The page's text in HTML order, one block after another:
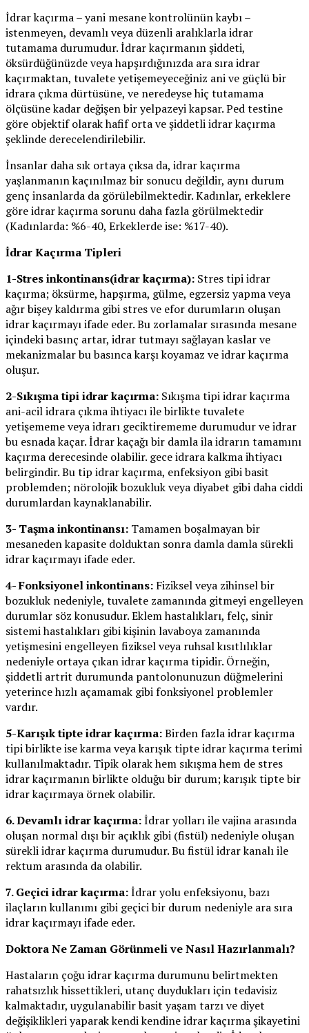
İdrar kaçırma – yani mesane kontrolünün kaybı –
istenmeyen, devamlı veya düzenli aralıklarla idrar
tutamama durumudur. İdrar kaçırmanın şiddeti,
öksürdüğünüzde veya hapşırdığınızda ara sıra idrar
kaçırmaktan, tuvalete yetişemeyeceğiniz ani ve güçlü bir
idrara çıkma dürtüsüne, ve neredeyse hiç tutamama
ölçüsüne kadar değişen bir yelpazeyi kapsar. Ped testine
göre objektif olarak hafif orta ve şiddetli idrar kaçırma
şeklinde derecelendirilebilir.
İnsanlar daha sık ortaya çıksa da, idrar kaçırma
yaşlanmanın kaçınılmaz bir sonucu değildir, aynı durum
genç insanlarda da görülebilmektedir. Kadınlar, erkeklere
göre idrar kaçırma sorunu daha fazla görülmektedir
(Kadınlarda: %6-40, Erkeklerde ise: %17-40).
İdrar Kaçırma Tipleri
1-Stres inkontinans(idrar kaçırma): Stres tipi idrar
kaçırma; öksürme, hapşırma, gülme, egzersiz yapma veya
ağır bişey kaldırma gibi stres ve efor durumların oluşan
idrar kaçırmayı ifade eder. Bu zorlamalar sırasında mesane
içindeki basınç artar, idrar tutmayı sağlayan kaslar ve
mekanizmalar bu basınca karşı koyamaz ve idrar kaçırma
oluşur.
2-Sıkışma tipi idrar kaçırma: Sıkışma tipi idrar kaçırma
ani-acil idrara çıkma ihtiyacı ile birlikte tuvalete
yetişememe veya idrarı geciktirememe durumudur ve idrar
bu esnada kaçar. İdrar kaçağı bir damla ila idrarın tamamını
kaçırma derecesinde olabilir. gece idrara kalkma ihtiyacı
belirgindir. Bu tip idrar kaçırma, enfeksiyon gibi basit
problemden; nörolojik bozukluk veya diyabet gibi daha ciddi
durumlardan kaynaklanabilir.
3- Taşma inkontinansı: Tamamen boşalmayan bir
mesaneden kapasite dolduktan sonra damla damla sürekli
idrar kaçırmayı ifade eder.
4- Fonksiyonel inkontinans: Fiziksel veya zihinsel bir
bozukluk nedeniyle, tuvalete zamanında gitmeyi engelleyen
durumlar söz konusudur. Eklem hastalıkları, felç, sinir
sistemi hastalıkları gibi kişinin lavaboya zamanında
yetişmesini engelleyen fiziksel veya ruhsal kısıtlılıklar
nedeniyle ortaya çıkan idrar kaçırma tipidir. Örneğin,
şiddetli artrit durumunda pantolonunuzun düğmelerini
yeterince hızlı açamamak gibi fonksiyonel problemler
vardır.
5-Karışık tipte idrar kaçırma:Birden fazla idrar kaçırma
tipi birlikte ise karma veya karışık tipte idrar kaçırma terimi
kullanılmaktadır. Tipik olarak hem sıkışma hem de stres
idrar kaçırmanın birlikte olduğu bir durum; karışık tipte bir
idrar kaçırmaya örnek olabilir.
6. Devamlı idrar kaçırma:İdrar yolları ile vajina arasında
oluşan normal dışı bir açıklık gibi (fistül) nedeniyle oluşan
sürekli idrar kaçırma durumudur. Bu fistül idrar kanalı ile
rektum arasında da olabilir.
7. Geçici idrar kaçırma:İdrar yolu enfeksiyonu, bazı
ilaçların kullanımı gibi geçici bir durum nedeniyle ara sıra
idrar kaçırmayı ifade eder.
Doktora Ne Zaman Görünmeli ve Nasıl Hazırlanmalı?
Hastaların çoğu idrar kaçırma durumunu belirtmekten
rahatsızlık hissettikleri, utanç duydukları için tedavisiz
kalmaktadır, uygulanabilir basit yaşam tarzı ve diyet
değişiklikleri yaparak kendi kendine idrar kaçırma şikayetini